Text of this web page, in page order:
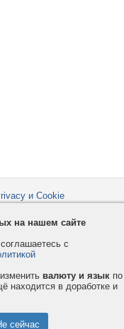
и Cookie
на нашем сайте
с
валюту и язык по
находится в доработке и